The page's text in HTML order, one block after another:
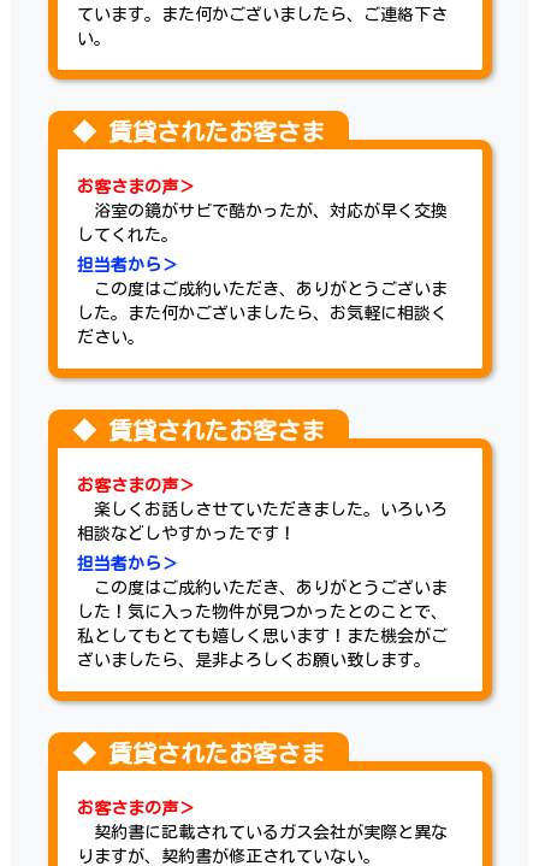
ています。また何かございましたら、ご連絡下さ
い。
お客さまの声＞
浴室の鏡がサビで酷かったが、対応が早く交換
してくれた。
担当者から＞
この度はご成約いただき、ありがとうございま
した。また何かございましたら、お気軽に相談く
ださい。
お客さまの声＞
楽しくお話しさせていただきました。いろいろ
相談などしやすかったです！
担当者から＞
この度はご成約いただき、ありがとうございま
した！気に入った物件が見つかったとのことで、
私としてもとても嬉しく思います！また機会がご
ざいましたら、是非よろしくお願い致します。
お客さまの声＞
契約書に記載されているガス会社が実際と異な
りますが、契約書が修正されていない。